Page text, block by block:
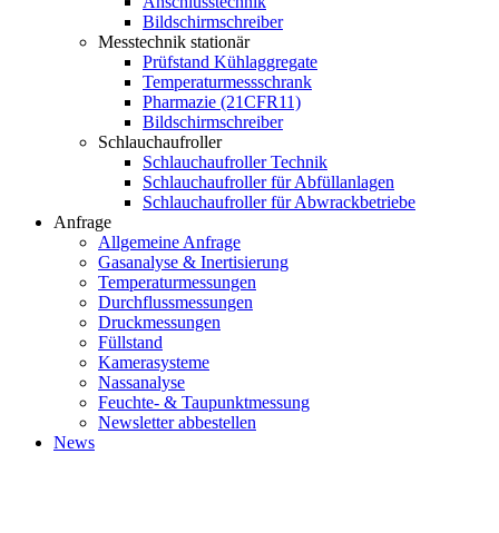
Bildschirmschreiber
Messtechnik stationär
Prüfstand Kühlaggregate
Temperaturmessschrank
Pharmazie (21CFR11)
Bildschirmschreiber
Schlauchaufroller
Schlauchaufroller Technik
Schlauchaufroller für Abfüllanlagen
Schlauchaufroller für Abwrackbetriebe
Anfrage
Allgemeine Anfrage
Gasanalyse & Inertisierung
Temperaturmessungen
Durchflussmessungen
Druckmessungen
Füllstand
Kamerasysteme
Nassanalyse
Feuchte- & Taupunktmessung
Newsletter abbestellen
News